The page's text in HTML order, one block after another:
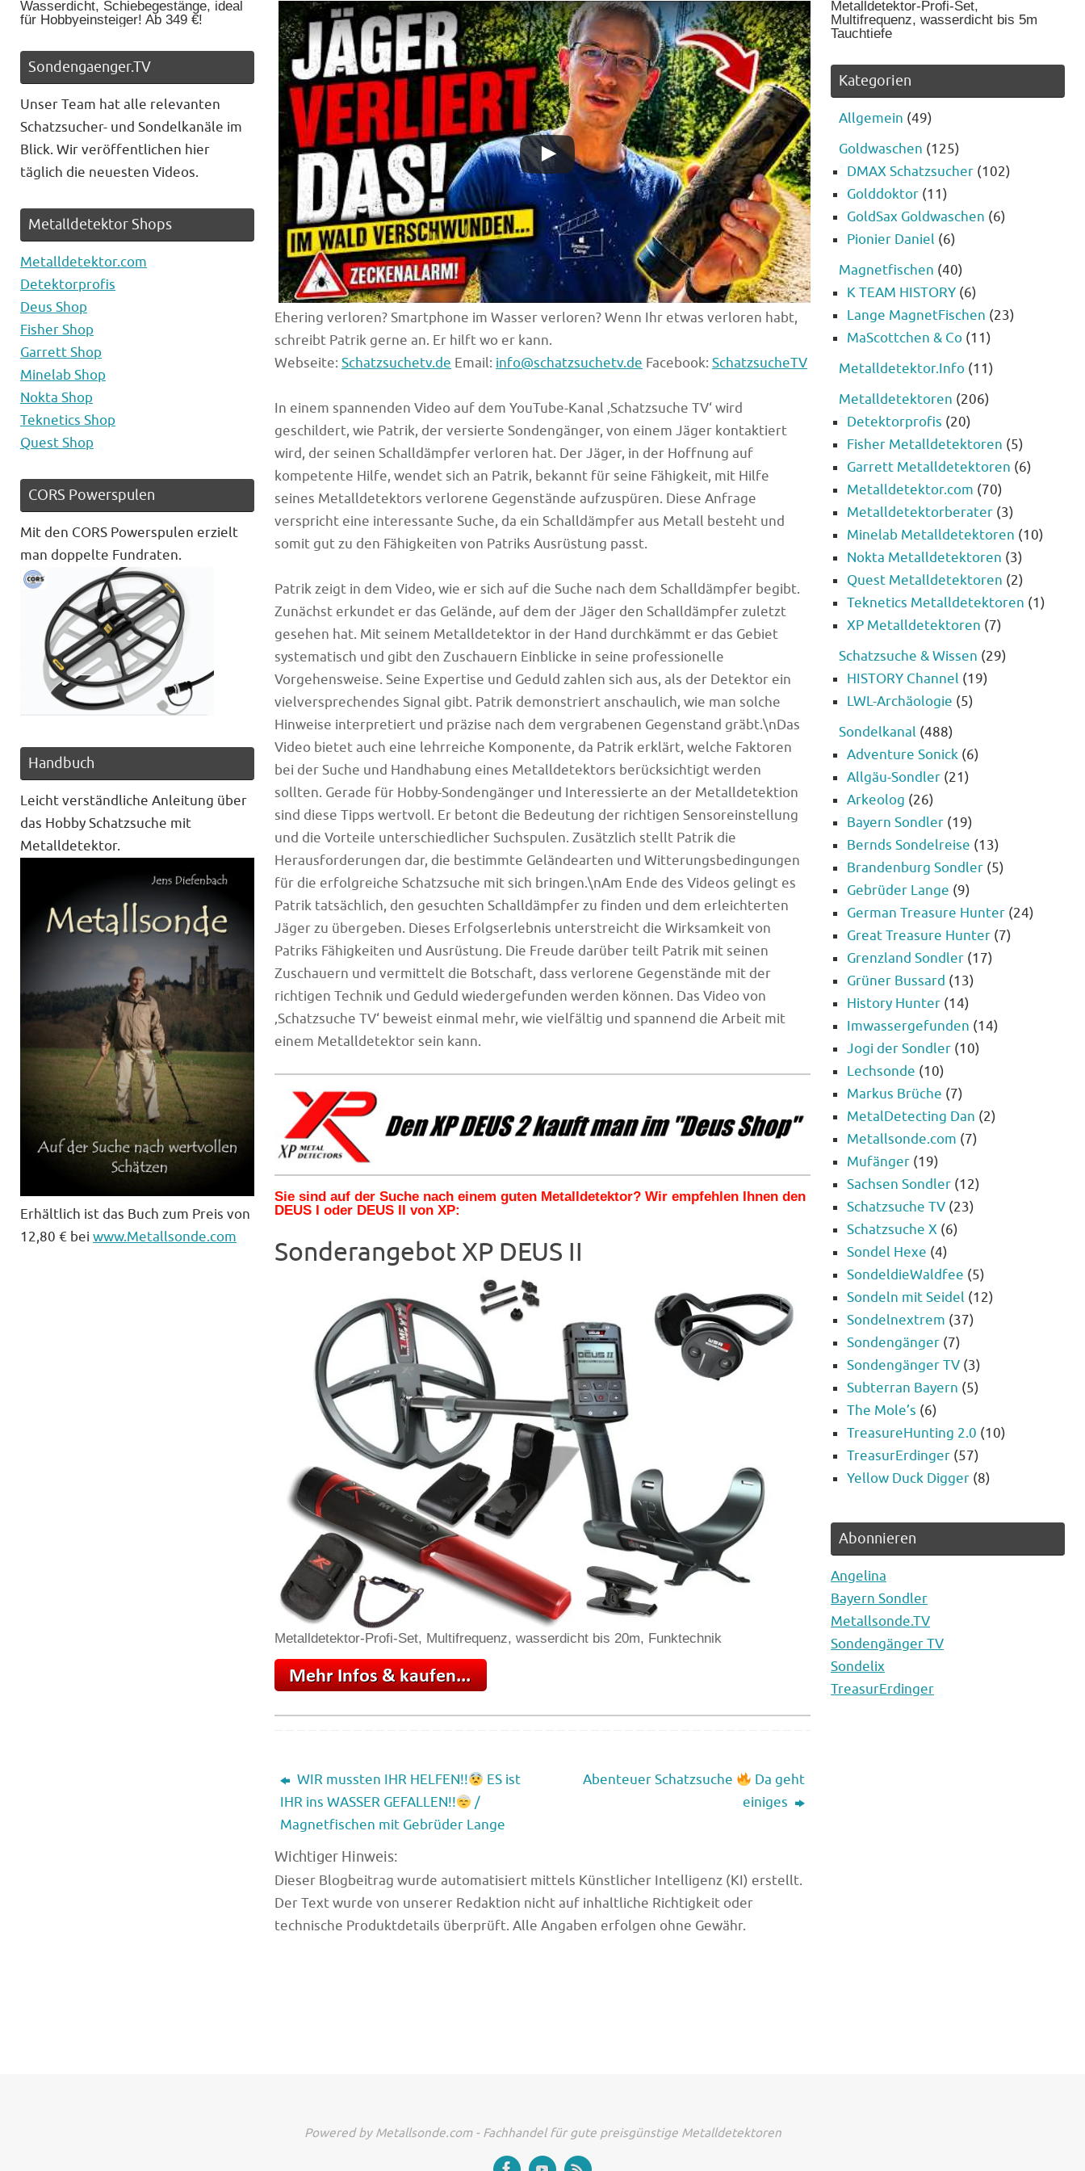
Ehering verloren? Smartphone im Wasser verloren? Wenn Ihr etwas verloren habt,
schreibt Patrik gerne an. Er hilft wo er kann.
Webseite: Schatzsuchetv.de Email: info@schatzsuchetv.de Facebook: SchatzsucheTV
In einem spannenden Video auf dem YouTube-Kanal ‚Schatzsuche TV‘ wird
geschildert, wie Patrik, der versierte Sondengänger, von einem Jäger kontaktiert
wird, der seinen Schalldämpfer verloren hat. Der Jäger, in der Hoffnung auf
kompetente Hilfe, wendet sich an Patrik, bekannt für seine Fähigkeit, mit Hilfe
seines Metalldetektors verlorene Gegenstände aufzuspüren. Diese Anfrage
verspricht eine interessante Suche, da ein Schalldämpfer aus Metall besteht und
somit gut zu den Fähigkeiten von Patriks Ausrüstung passt.
Patrik zeigt in dem Video, wie er sich auf die Suche nach dem Schalldämpfer begibt.
Zunächst erkundet er das Gelände, auf dem der Jäger den Schalldämpfer zuletzt
gesehen hat. Mit seinem Metalldetektor in der Hand durchkämmt er das Gebiet
systematisch und gibt den Zuschauern Einblicke in seine professionelle
Vorgehensweise. Seine Expertise und Geduld zahlen sich aus, als der Detektor ein
vielversprechendes Signal gibt. Patrik demonstriert anschaulich, wie man solche
Hinweise interpretiert und präzise nach dem vergrabenen Gegenstand gräbt.\nDas
Video bietet auch eine lehrreiche Komponente, da Patrik erklärt, welche Faktoren
bei der Suche und Handhabung eines Metalldetektors berücksichtigt werden
sollten. Gerade für Hobby-Sondengänger und Interessierte an der Metalldetektion
sind diese Tipps wertvoll. Er betont die Bedeutung der richtigen Sensoreinstellung
und die Vorteile unterschiedlicher Suchspulen. Zusätzlich stellt Patrik die
Herausforderungen dar, die bestimmte Geländearten und Witterungsbedingungen
für die erfolgreiche Schatzsuche mit sich bringen.\nAm Ende des Videos gelingt es
Patrik tatsächlich, den gesuchten Schalldämpfer zu finden und dem erleichterten
Jäger zu übergeben. Dieses Erfolgserlebnis unterstreicht die Wirksamkeit von
Patriks Fähigkeiten und Ausrüstung. Die Freude darüber teilt Patrik mit seinen
Zuschauern und vermittelt die Botschaft, dass verlorene Gegenstände mit der
richtigen Technik und Geduld wiedergefunden werden können. Das Video von
‚Schatzsuche TV‘ beweist einmal mehr, wie vielfältig und spannend die Arbeit mit
einem Metalldetektor sein kann.
Sie sind auf der Suche nach einem guten Metalldetektor? Wir empfehlen Ihnen den
DEUS I oder DEUS II von XP:
Sonderangebot XP DEUS II
Metalldetektor-Profi-Set, Multifrequenz, wasserdicht bis 20m, Funktechnik
WIR mussten IHR HELFEN!!
ES ist
IHR ins WASSER GEFALLEN!!
/
Magnetfischen mit Gebrüder Lange
Abenteuer Schatzsuche
Da geht
einiges
Wichtiger Hinweis:
Dieser Blogbeitrag wurde automatisiert mittels Künstlicher Intelligenz (KI) erstellt.
Der Text wurde von unserer Redaktion nicht auf inhaltliche Richtigkeit oder
technische Produktdetails überprüft. Alle Angaben erfolgen ohne Gewähr.
Wasserdicht, Schiebegestänge, ideal
für Hobbyeinsteiger! Ab 349 €!
Sondengaenger.TV
Unser Team hat alle relevanten
Schatzsucher- und Sondelkanäle im
Blick. Wir veröffentlichen hier
täglich die neuesten Videos.
Metalldetektor Shops
Metalldetektor.com
Detektorprofis
Deus Shop
Fisher Shop
Garrett Shop
Minelab Shop
Nokta Shop
Teknetics Shop
Quest Shop
CORS Powerspulen
Mit den CORS Powerspulen erzielt
man doppelte Fundraten.
Handbuch
Leicht verständliche Anleitung über
das Hobby Schatzsuche mit
Metalldetektor.
Erhältlich ist das Buch zum Preis von
12,80 € bei www.Metallsonde.com
Metalldetektor-Profi-Set,
Multifrequenz, wasserdicht bis 5m
Tauchtiefe
Kategorien
Allgemein (49)
Goldwaschen (125)
DMAX Schatzsucher (102)
Golddoktor (11)
GoldSax Goldwaschen (6)
Pionier Daniel (6)
Magnetfischen (40)
K TEAM HISTORY (6)
Lange MagnetFischen (23)
MaScottchen & Co (11)
Metalldetektor.Info (11)
Metalldetektoren (206)
Detektorprofis (20)
Fisher Metalldetektoren (5)
Garrett Metalldetektoren (6)
Metalldetektor.com (70)
Metalldetektorberater (3)
Minelab Metalldetektoren (10)
Nokta Metalldetektoren (3)
Quest Metalldetektoren (2)
Teknetics Metalldetektoren (1)
XP Metalldetektoren (7)
Schatzsuche & Wissen (29)
HISTORY Channel (19)
LWL-Archäologie (5)
Sondelkanal (488)
Adventure Sonick (6)
Allgäu-Sondler (21)
Arkeolog (26)
Bayern Sondler (19)
Bernds Sondelreise (13)
Brandenburg Sondler (5)
Gebrüder Lange (9)
German Treasure Hunter (24)
Great Treasure Hunter (7)
Grenzland Sondler (17)
Grüner Bussard (13)
History Hunter (14)
Imwassergefunden (14)
Jogi der Sondler (10)
Lechsonde (10)
Markus Brüche (7)
MetalDetecting Dan (2)
Metallsonde.com (7)
Mufänger (19)
Sachsen Sondler (12)
Schatzsuche TV (23)
Schatzsuche X (6)
Sondel Hexe (4)
SondeldieWaldfee (5)
Sondeln mit Seidel (12)
Sondelnextrem (37)
Sondengänger (7)
Sondengänger TV (3)
Subterran Bayern (5)
The Mole’s (6)
TreasureHunting 2.0 (10)
TreasurErdinger (57)
Yellow Duck Digger (8)
Abonnieren
Angelina
Bayern Sondler
Metallsonde.TV
Sondengänger TV
Sondelix
TreasurErdinger
Powered by Metallsonde.com - Fachhandel für gute preisgünstige Metalldetektoren